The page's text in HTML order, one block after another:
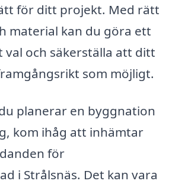
för ditt projekt. Med rätt
material kan du göra ett
och säkerställa att ditt
som möjligt.
planerar en byggnation
kom ihåg att inhämtar
för
i Strålsnäs. Det kan vara